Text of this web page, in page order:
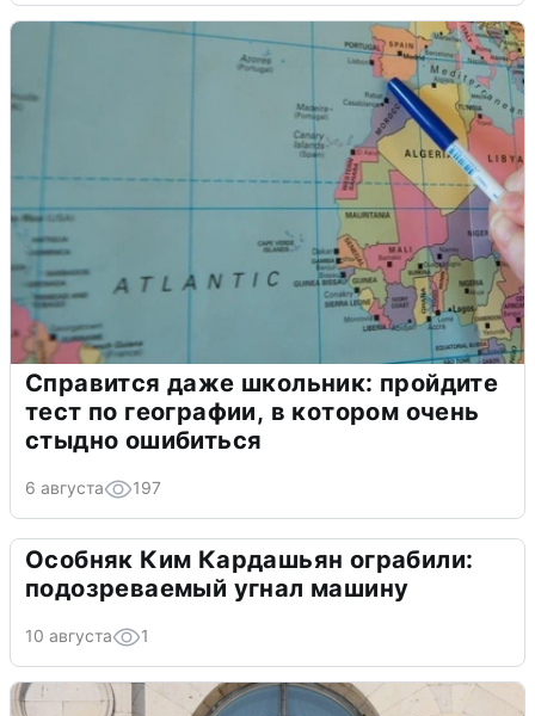
Справится даже школьник: пройдите
тест по географии, в котором очень
стыдно ошибиться
6 августа 197
Особняк Ким Кардашьян ограбили:
подозреваемый угнал машину
10 августа 1